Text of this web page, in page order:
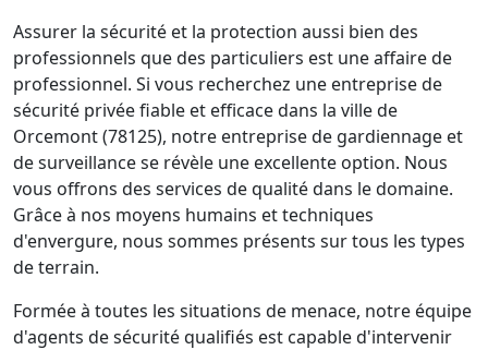
Assurer la sécurité et la protection aussi bien des
professionnels que des particuliers est une affaire de
professionnel. Si vous recherchez une entreprise de
sécurité privée fiable et efficace dans la ville de
Orcemont (78125), notre entreprise de gardiennage et
de surveillance se révèle une excellente option. Nous
vous offrons des services de qualité dans le domaine.
Grâce à nos moyens humains et techniques
d'envergure, nous sommes présents sur tous les types
de terrain.
Formée à toutes les situations de menace, notre équipe
d'agents de sécurité qualifiés est capable d'intervenir